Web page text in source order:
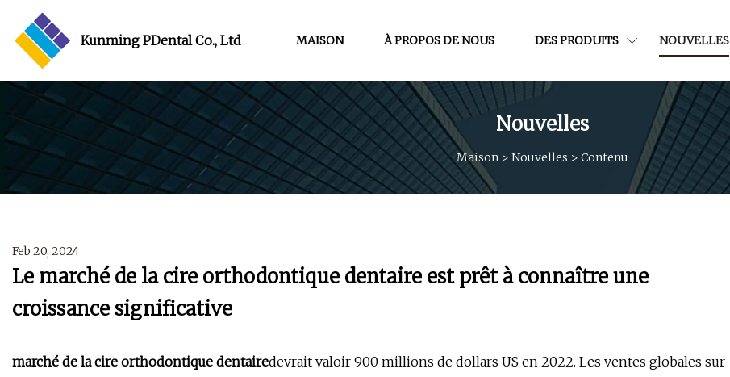
Kunming PDental Co., Ltd MAISON À PROPOS DE NOUS DES PRODUITS NOUVELLES
Nouvelles
Maison > Nouvelles > Contenu
Feb 20, 2024
Le marché de la cire orthodontique dentaire est prêt à connaître une
croissance significative
marché de la cire orthodontique dentairedevrait valoir 900 millions de dollars US en 2022. Les ventes globales sur